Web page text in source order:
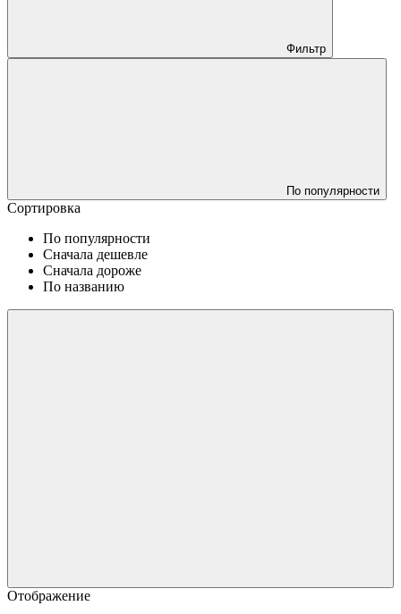
Фильтр
По популярности
Сортировка
По популярности
Сначала дешевле
Сначала дороже
По названию
Отображение